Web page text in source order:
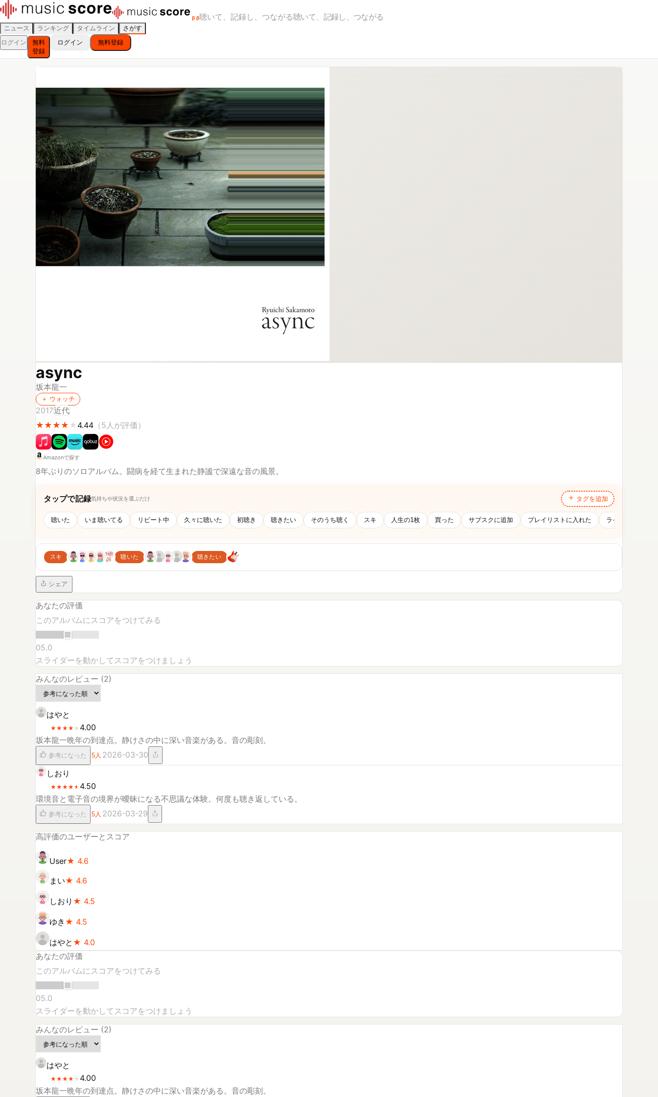
β β聴いて、記録し、つながる聴いて、記録し、つながる
ニュース ランキング タイムライン
さがす
ログイン
無料
登録
ログイン 無料登録
async
坂本龍一
＋ ウォッチ
2017近代
★
★★
★★
★★
★ ★ 4.44 （5 人が評価）
Amazonで探す
8年ぶりのソロアルバム。闘病を経て生まれた静謐で深遠な音の風景。
タップで記録気持ちや状況を選ぶだけ タグを追加
聴いた いま聴いてる リピート中 久々に聴いた 初聴き 聴きたい そのうち聴く スキ 人生の1枚 買った サブスクに追加 プレイリストに入れた ライブで観た
スキ 聴いた 聴きたい
シェア
あなたの評価
このアルバムにスコアをつけてみる
05.0
スライダーを動かしてスコアをつけましょう
みんなのレビュー (2)
はやと
★
★★
★★
★★
★ ★ 4.00
坂本龍一晩年の到達点。静けさの中に深い音楽がある。音の彫刻。
参考になった 5人 2026-03-30
しおり
★
★★
★★
★★
★★
★ 4.50
環境音と電子音の境界が曖昧になる不思議な体験。何度も聴き返している。
参考になった 5人 2026-03-29
高評価のユーザーとスコア
User★ 4.6
まい★ 4.6
しおり ★ 4.5
ゆき ★ 4.5
はやと ★ 4.0
あなたの評価
このアルバムにスコアをつけてみる
05.0
スライダーを動かしてスコアをつけましょう
みんなのレビュー (2)
はやと
★
★★
★★
★★
★ ★ 4.00
坂本龍一晩年の到達点。静けさの中に深い音楽がある。音の彫刻。